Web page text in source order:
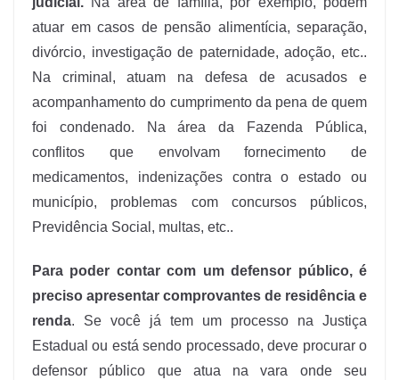
atuar em casos de pensão alimentícia, separação,
divórcio, investigação de paternidade, adoção, etc..
Na criminal, atuam na defesa de acusados e
acompanhamento do cumprimento da pena de quem
foi condenado. Na área da Fazenda Pública,
conflitos que envolvam fornecimento de
medicamentos, indenizações contra o estado ou
município, problemas com concursos públicos,
Previdência Social, multas, etc..
Para poder contar com um defensor público, é
preciso apresentar comprovantes de residência e
renda. Se você já tem um processo na Justiça
Estadual ou está sendo processado, deve procurar o
defensor público que atua na vara onde seu